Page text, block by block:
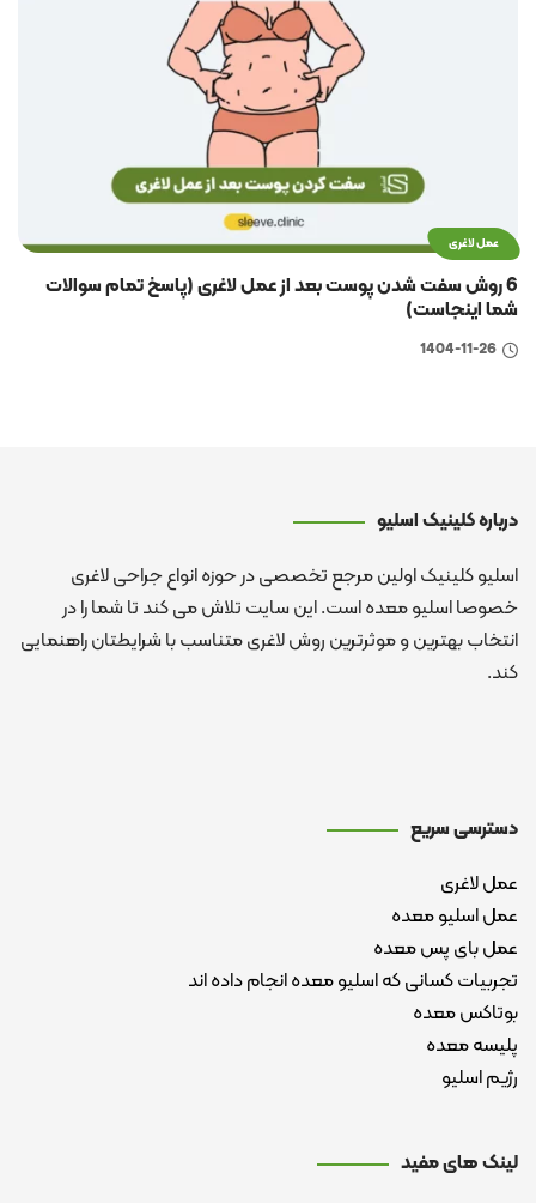
عمل لاغری
6 روش سفت شدن پوست بعد از عمل لاغری (پاسخ تمام سوالات
شما اینجاست)
1404-11-26
درباره کلینیک اسلیو
اسلیو کلینیک اولین مرجع تخصصی در حوزه انواع جراحی لاغری
خصوصا اسلیو معده است. این سایت تلاش می کند تا شما را در
انتخاب بهترین و موثرترین روش لاغری متناسب با شرایطتان راهنمایی
کند.
دسترسی سریع
عمل لاغری
عمل اسلیو معده
عمل بای پس معده
تجربیات کسانی که اسلیو معده انجام داده اند
بوتاکس معده
پلیسه معده
رژیم اسلیو
لینک های مفید